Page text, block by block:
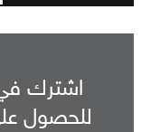
اشترك في
للحصول